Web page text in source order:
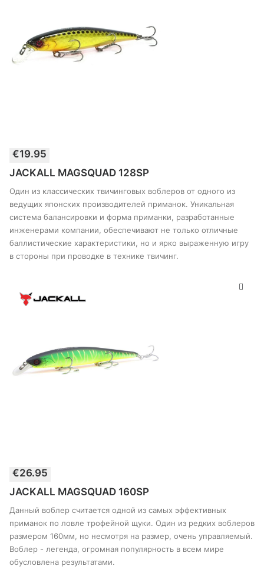
товар
несколько
вариантов.
Опции
можно
выбрать
на
странице
товара
€19.95
JACKALL MAGSQUAD 128SP
Один из классических твичинговых воблеров от одного из
ведущих японских производителей приманок. Уникальная
система балансировки и форма приманки, разработанные
инженерами компании, обеспечивают не только отличные
баллистические характеристики, но и ярко выраженную игру
в стороны при проводке в технике твичинг.
товар
несколько
вариантов.
Опции
можно
выбрать
на
странице
€26.95
JACKALL MAGSQUAD 160SP
Данный воблер считается одной из самых эффективных
приманок по ловле трофейной щуки. Один из редких воблеров
размером 160мм, но несмотря на размер, очень управляемый.
Воблер - легенда, огромная популярность в всем мире
обусловлена результатами.